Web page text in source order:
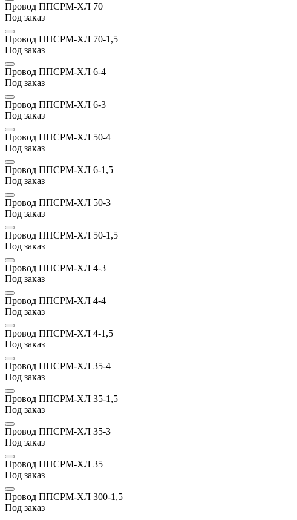
Провод ППСРМ-ХЛ 70
Под заказ
Провод ППСРМ-ХЛ 70-1,5
Под заказ
Провод ППСРМ-ХЛ 6-4
Под заказ
Провод ППСРМ-ХЛ 6-3
Под заказ
Провод ППСРМ-ХЛ 50-4
Под заказ
Провод ППСРМ-ХЛ 6-1,5
Под заказ
Провод ППСРМ-ХЛ 50-3
Под заказ
Провод ППСРМ-ХЛ 50-1,5
Под заказ
Провод ППСРМ-ХЛ 4-3
Под заказ
Провод ППСРМ-ХЛ 4-4
Под заказ
Провод ППСРМ-ХЛ 4-1,5
Под заказ
Провод ППСРМ-ХЛ 35-4
Под заказ
Провод ППСРМ-ХЛ 35-1,5
Под заказ
Провод ППСРМ-ХЛ 35-3
Под заказ
Провод ППСРМ-ХЛ 35
Под заказ
Провод ППСРМ-ХЛ 300-1,5
Под заказ